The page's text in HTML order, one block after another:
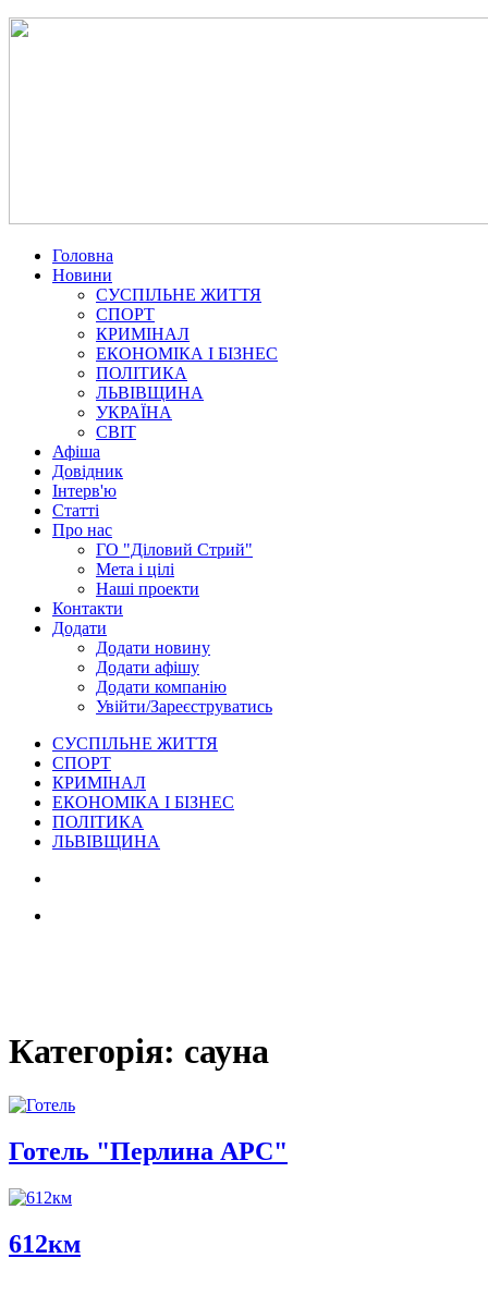
Головна
Новини
СУСПІЛЬНЕ ЖИТТЯ
СПОРТ
КРИМІНАЛ
ЕКОНОМІКА І БІЗНЕС
ПОЛІТИКА
ЛЬВІВЩИНА
УКРАЇНА
СВІТ
Афіша
Довідник
Інтерв'ю
Статті
Про нас
ГО "Діловий Стрий"
Мета і цілі
Наші проекти
Контакти
Додати
Додати новину
Додати афішу
Додати компанію
Увійти/Зареєструватись
СУСПІЛЬНЕ ЖИТТЯ
СПОРТ
КРИМІНАЛ
ЕКОНОМІКА І БІЗНЕС
ПОЛІТИКА
ЛЬВІВЩИНА
Категорія: сауна
Готель "Перлина АРС"
612км